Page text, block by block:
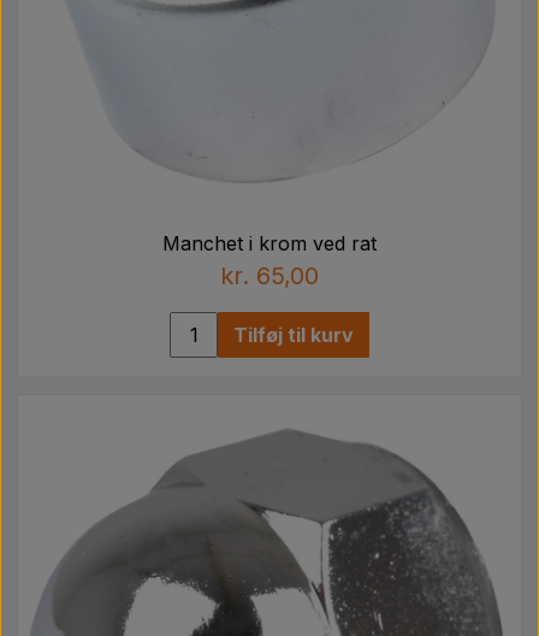
Manchet i krom ved rat
kr. 65,00
Tilføj til kurv